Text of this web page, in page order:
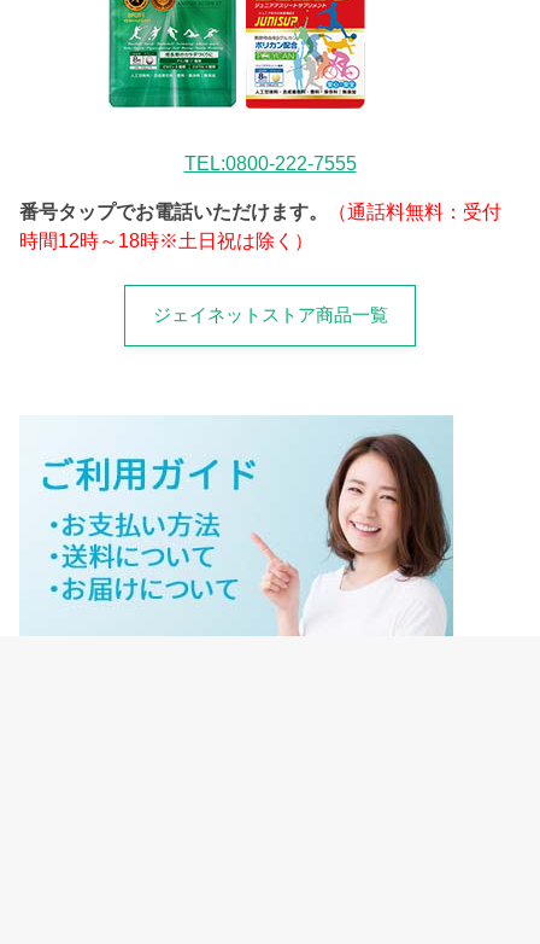
TEL:0800-222-7555
番号タップでお電話いただけます。
（通話料無料：受付
時間12時～18時※土日祝は除く）
ジェイネットストア商品一覧